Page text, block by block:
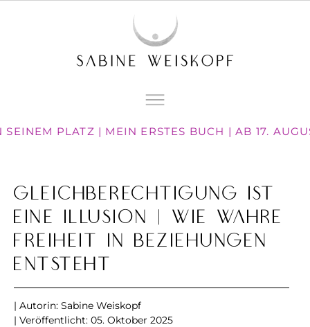
PLATZ | MEIN ERSTES BUCH | AB 17.
Gleichberechtigung ist
eine Illusion | Wie wahre
Freiheit in Beziehungen
entsteht
| Autorin: Sabine Weiskopf
| Veröffentlicht: 05. Oktober 2025